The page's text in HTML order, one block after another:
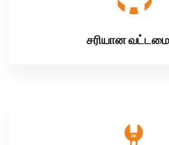
சரியான